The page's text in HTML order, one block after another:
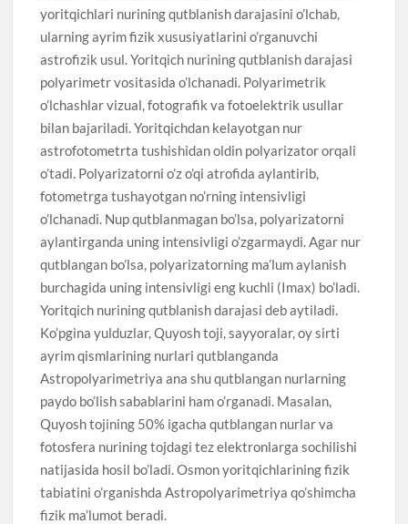
yoritqichlari nurining qutblanish darajasini o’lchab,
ularning ayrim fizik xususiyatlarini o’rganuvchi
astrofizik usul. Yoritqich nurining qutblanish darajasi
polyarimetr vositasida o’lchanadi. Polyarimetrik
o’lchashlar vizual, fotografik va fotoelektrik usullar
bilan bajariladi. Yoritqichdan kelayotgan nur
astrofotometrta tushishidan oldin polyarizator orqali
o’tadi. Polyarizatorni o’z o’qi atrofida aylantirib,
fotometrga tushayotgan no’rning intensivligi
o’lchanadi. Nup qutblanmagan bo’lsa, polyarizatorni
aylantirganda uning intensivligi o’zgarmaydi. Agar nur
qutblangan bo’lsa, polyarizatorning ma’lum aylanish
burchagida uning intensivligi eng kuchli (Imax) bo’ladi.
Yoritqich nurining qutblanish darajasi deb aytiladi.
Ko’pgina yulduzlar, Quyosh toji, sayyoralar, oy sirti
ayrim qismlarining nurlari qutblanganda
Astropolyarimetriya ana shu qutblangan nurlarning
paydo bo’lish sabablarini ham o’rganadi. Masalan,
Quyosh tojining 50% igacha qutblangan nurlar va
fotosfera nurining tojdagi tez elektronlarga sochilishi
natijasida hosil bo’ladi. Osmon yoritqichlarining fizik
tabiatini o’rganishda Astropolyarimetriya qo’shimcha
fizik ma’lumot beradi.